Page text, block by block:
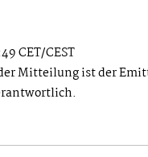
CET/CEST
Mitteilung ist der